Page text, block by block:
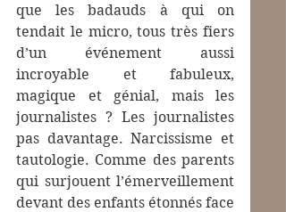
que les badauds à qui on
tendait le micro, tous très fiers
d’un événement aussi
incroyable et fabuleux,
magique et génial, mais les
journalistes ? Les journalistes
pas davantage. Narcissisme et
tautologie. Comme des parents
qui surjouent l’émerveillement
devant des enfants étonnés face